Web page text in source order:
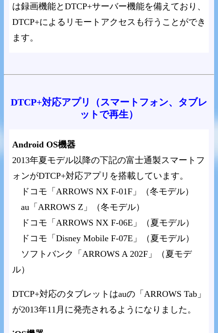
は録画機能とDTCP+サーバー機能を備えており、
DTCP+によるリモートアクセスも行うことができ
ます。
DTCP+対応アプリ（スマートフォン、タブレ
ットで再生）
Android OS機器
2013年夏モデル以降の下記の富士通製スマートフ
ォンがDTCP+対応アプリを搭載しています。
ドコモ「ARROWS NX F-01F」（冬モデル）
au「ARROWS Z」（冬モデル）
ドコモ「ARROWS NX F-06E」（夏モデル）
ドコモ「Disney Mobile F-07E」（夏モデル）
ソフトバンク「ARROWS A 202F」（夏モデ
ル）
DTCP+対応のタブレットはauの「ARROWS Tab」
が2013年11月に発売されるようになりました。